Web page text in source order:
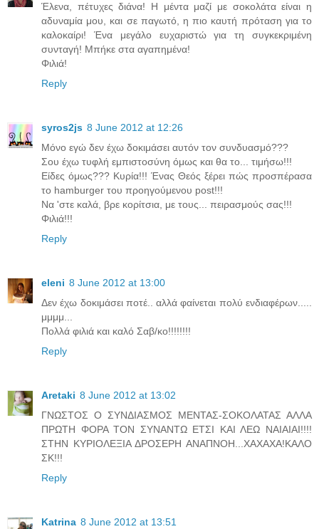
Έλενα, πέτυχες διάνα! Η μέντα μαζί με σοκολάτα είναι η
αδυναμία μου, και σε παγωτό, η πιο καυτή πρόταση για το
καλοκαίρι! Ένα μεγάλο ευχαριστώ για τη συγκεκριμένη
συνταγή! Μπήκε στα αγαπημένα!
Φιλιά!
Reply
syros2js 8 June 2012 at 12:26
Μόνο εγώ δεν έχω δοκιμάσει αυτόν τον συνδυασμό???
Σου έχω τυφλή εμπιστοσύνη όμως και θα το... τιμήσω!!!
Είδες όμως??? Κυρία!!! Ένας Θεός ξέρει πώς προσπέρασα
το hamburger του προηγούμενου post!!!
Να 'στε καλά, βρε κορίτσια, με τους... πειρασμούς σας!!!
Φιλιά!!!
Reply
eleni 8 June 2012 at 13:00
Δεν έχω δοκιμάσει ποτέ.. αλλά φαίνεται πολύ ενδιαφέρων.....
μμμμ...
Πολλά φιλιά και καλό Σαβ/κο!!!!!!!!
Reply
Aretaki 8 June 2012 at 13:02
ΓΝΩΣΤΟΣ Ο ΣΥΝΔΙΑΣΜΟΣ ΜΕΝΤΑΣ-ΣΟΚΟΛΑΤΑΣ ΑΛΛΑ
ΠΡΩΤΗ ΦΟΡΑ ΤΟΝ ΣΥΝΑΝΤΩ ΕΤΣΙ ΚΑΙ ΛΕΩ ΝΑΙΑΙΑΙ!!!!
ΣΤΗΝ ΚΥΡΙΟΛΕΞΙΑ ΔΡΟΣΕΡΗ ΑΝΑΠΝΟΗ...ΧΑΧΑΧΑ!ΚΑΛΟ
ΣΚ!!!
Reply
Katrina 8 June 2012 at 13:51